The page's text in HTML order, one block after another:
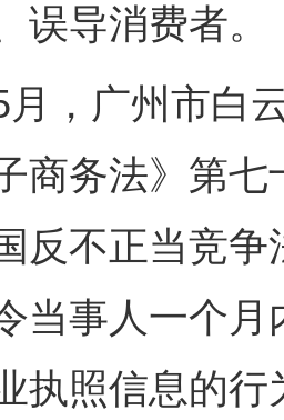
误导消费者。
广州市白云
商务法》第
反不正当竞
当事人一个
执照信息的